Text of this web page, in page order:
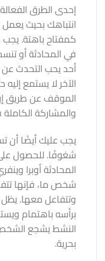
إحدى الطرق
انتباهك بحيث
كمفتاح باهتة.
في المحادثة أو
أحد يحب التحدث
الآخر لا يستمع
الموقف عن طريق
والمشاركة
يجب عليك أيضًا
شغوفًا. للحصول على
المحادثة أوبرا
شخص ما، فإنها
وتتفاعل معها.
برأسه باهتمام
النشط يشجع
بحرية.